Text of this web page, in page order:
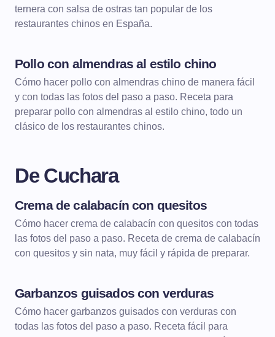
ternera con salsa de ostras tan popular de los
restaurantes chinos en España.
Pollo con almendras al estilo chino
Cómo hacer pollo con almendras chino de manera fácil
y con todas las fotos del paso a paso. Receta para
preparar pollo con almendras al estilo chino, todo un
clásico de los restaurantes chinos.
De Cuchara
Crema de calabacín con quesitos
Cómo hacer crema de calabacín con quesitos con todas
las fotos del paso a paso. Receta de crema de calabacín
con quesitos y sin nata, muy fácil y rápida de preparar.
Garbanzos guisados con verduras
Cómo hacer garbanzos guisados con verduras con
todas las fotos del paso a paso. Receta fácil para